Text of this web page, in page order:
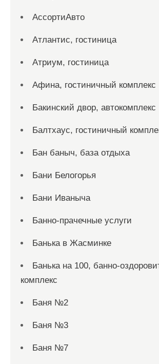
АссортиАвто
Атлантис, гостиница
Атриум, гостиница
Афина, гостиничный комплекс
Бакинский двор, автокомплекс
Балтхаус, гостиничный
Бан баныч, база отдыха
Бани Белогорья
Бани Иваныча
Банно-прачечные услуги
Банька в Жасминке
Банька на 100, банно-
комплекс
Баня №2
Баня №3
Баня №7